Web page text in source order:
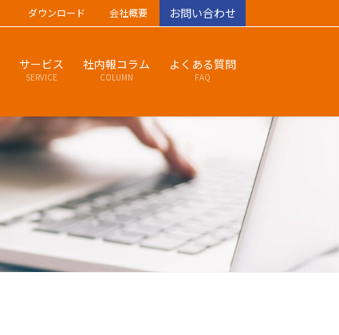
ダウンロード 会社概要 お問い合わせ
サービス
SERVICE
社内報コラム
COLUMN
よくある質問
FAQ